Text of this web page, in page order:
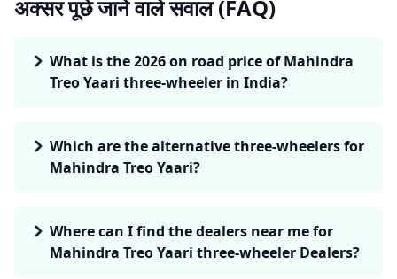
अक्सर पूछे जाने वाले सवाल (FAQ)
What is the 2026 on road price of Mahindra
Treo Yaari three-wheeler in India?
Which are the alternative three-wheelers for
Mahindra Treo Yaari?
Where can I find the dealers near me for
Mahindra Treo Yaari three-wheeler Dealers?